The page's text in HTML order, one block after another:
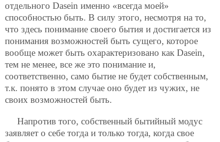
отдельного Dasein именно «всегда моей»
способностью быть. В силу этого, несмотря на то,
что здесь понимание своего бытия и достигается из
понимания возможностей быть сущего, которое
вообще может быть охарактеризовано как Dasein,
тем не менее, все же это понимание и,
соответственно, само бытие не будет собственным,
т.к. понято в этом случае оно будет из чужих, не
своих возможностей быть.
Напротив того, собственный бытийный модус
заявляет о себе тогда и только тогда, когда свое